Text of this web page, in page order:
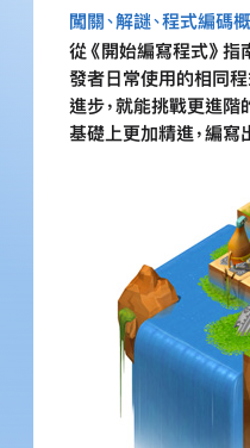
闖關、解謎、程式編碼概
從《開始編寫程式》指
發者日常使用的相同
進步，就能挑戰更進階
基礎上更加精進，編寫